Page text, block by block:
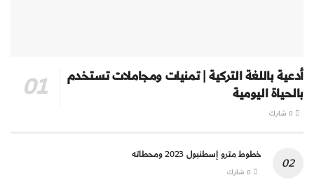
أدعية باللغة التركية | تمنيات ومجاملات تستخدم
بالحياة اليومية
خطوط مترو إسطنبول 2023 ومحطاته